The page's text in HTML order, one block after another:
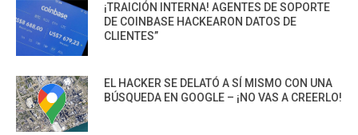
¡TRAICIÓN INTERNA! AGENTES DE SOPORTE
DE COINBASE HACKEARON DATOS DE
CLIENTES”
EL HACKER SE DELATÓ A SÍ MISMO CON UNA
BÚSQUEDA EN GOOGLE – ¡NO VAS A CREERLO!